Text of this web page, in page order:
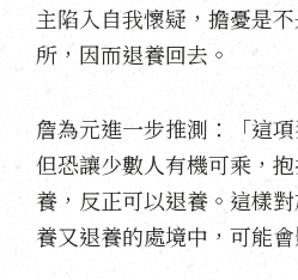
主陷入自我懷疑，擔憂是
所，因而退養回去。
詹為元進一步推測：「這
但恐讓少數人有機可乘，
養，反正可以退養。這樣
養又退養的處境中，可能會